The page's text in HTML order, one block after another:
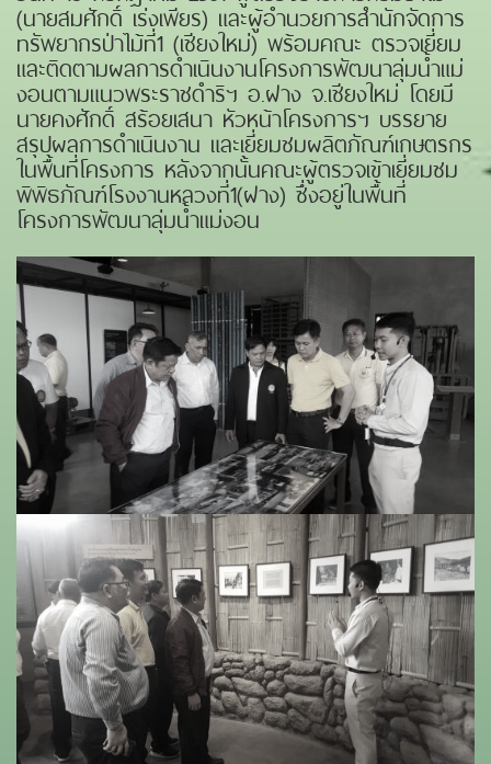
(นายสมศักดิ์ เร่งเพียร) และผู้อำนวยการสำนักจัดการ
ทรัพยากรป่าไม้ที่1 (เชียงใหม่) พร้อมคณะ ตรวจเยี่ยม
และติดตามผลการดำเนินงานโครงการพัฒนาลุ่มน้ำแม่
งอนตามแนวพระราชดำริฯ อ.ฝาง จ.เชียงใหม่ โดยมี
นายคงศักดิ์ สร้อยเสนา หัวหน้าโครงการฯ บรรยาย
สรุปผลการดำเนินงาน และเยี่ยมชมผลิตภัณฑ์เกษตรกร
ในพื้นที่โครงการ หลังจากนั้นคณะผู้ตรวจเข้าเยี่ยมชม
พิพิธภัณฑ์โรงงานหลวงที่1(ฝาง) ซึ่งอยู่ในพื้นที่
โครงการพัฒนาลุ่มน้ำแม่งอน